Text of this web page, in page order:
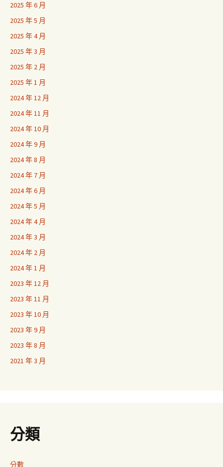
2025 年 6 月
2025 年 5 月
2025 年 4 月
2025 年 3 月
2025 年 2 月
2025 年 1 月
2024 年 12 月
2024 年 11 月
2024 年 10 月
2024 年 9 月
2024 年 8 月
2024 年 7 月
2024 年 6 月
2024 年 5 月
2024 年 4 月
2024 年 3 月
2024 年 2 月
2024 年 1 月
2023 年 12 月
2023 年 11 月
2023 年 10 月
2023 年 9 月
2023 年 8 月
2021 年 3 月
分類
分數